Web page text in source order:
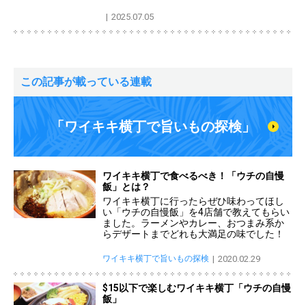
2025.07.05
この記事が載っている連載
「ワイキキ横丁で旨いもの探検」
ワイキキ横丁で食べるべき！「ウチの自慢
飯」とは？
ワイキキ横丁に行ったらぜひ味わってほし
い「ウチの自慢飯」を4店舗で教えてもらい
ました。ラーメンやカレー、おつまみ系か
らデザートまでどれも大満足の味でした！
ワイキキ横丁で旨いもの探検 2020.02.29
$15以下で楽しむワイキキ横丁「ウチの自慢
飯」